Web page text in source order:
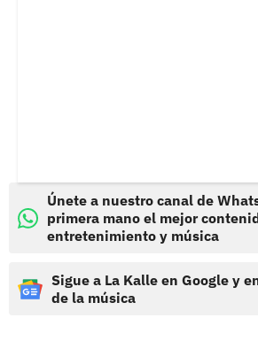
Únete a nuestro canal de
primera mano el mejor
entretenimiento y música
Sigue a La Kalle en Google y
de la música